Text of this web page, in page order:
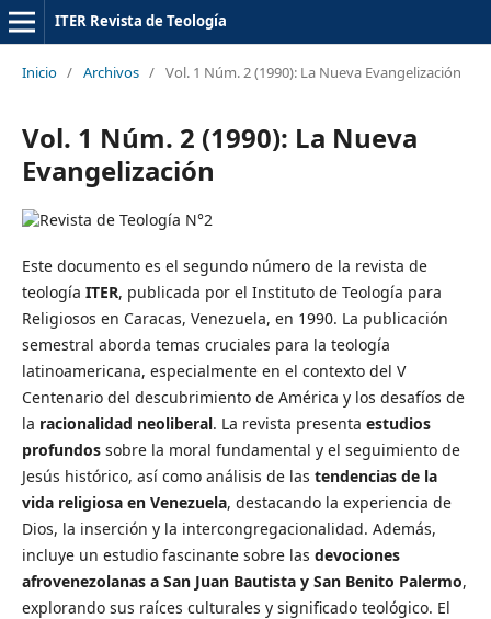
ITER Revista de Teología
Inicio / Archivos / Vol. 1 Núm. 2 (1990): La Nueva Evangelización
Vol. 1 Núm. 2 (1990): La Nueva
Evangelización
Este documento es el segundo número de la revista de
teología ITER, publicada por el Instituto de Teología para
Religiosos en Caracas, Venezuela, en 1990. La publicación
semestral aborda temas cruciales para la teología
latinoamericana, especialmente en el contexto del V
Centenario del descubrimiento de América y los desafíos de
la racionalidad neoliberal. La revista presenta estudios
profundossobre la moral fundamental y el seguimiento de
Jesús histórico, así como análisis de las tendencias de la
vida religiosa en Venezuela, destacando la experiencia de
Dios, la inserción y la intercongregacionalidad. Además,
incluye un estudio fascinante sobre las devociones
afrovenezolanas a San Juan Bautista y San Benito Palermo,
explorando sus raíces culturales y significado teológico. El